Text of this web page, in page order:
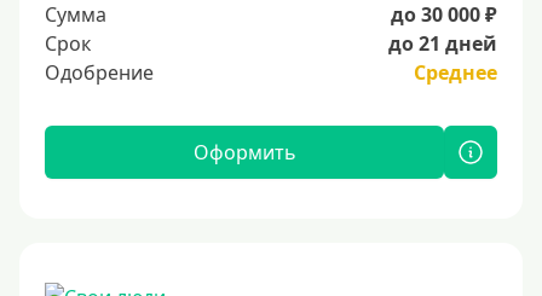
Сумма
до 30 000 ₽
Срок
до 21 дней
Одобрение
Среднее
Оформить